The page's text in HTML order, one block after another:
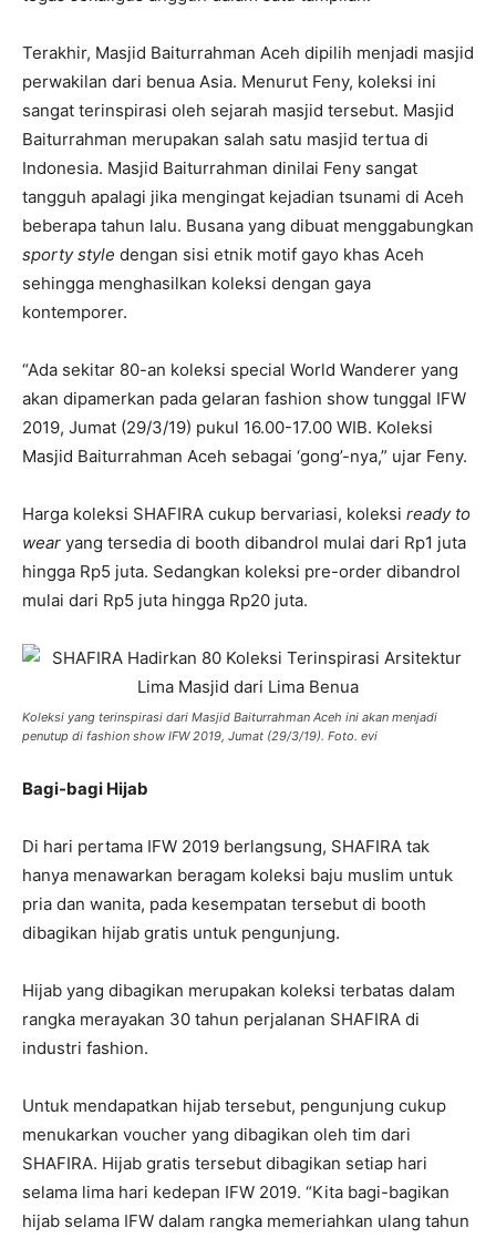
Terakhir, Masjid Baiturrahman Aceh dipilih menjadi masjid
perwakilan dari benua Asia. Menurut Feny, koleksi ini
sangat terinspirasi oleh sejarah masjid tersebut. Masjid
Baiturrahman merupakan salah satu masjid tertua di
Indonesia. Masjid Baiturrahman dinilai Feny sangat
tangguh apalagi jika mengingat kejadian tsunami di Aceh
beberapa tahun lalu. Busana yang dibuat menggabungkan
sporty style dengan sisi etnik motif gayo khas Aceh
sehingga menghasilkan koleksi dengan gaya
kontemporer.
“Ada sekitar 80-an koleksi special World Wanderer yang
akan dipamerkan pada gelaran fashion show tunggal IFW
2019, Jumat (29/3/19) pukul 16.00-17.00 WIB. Koleksi
Masjid Baiturrahman Aceh sebagai ‘gong’-nya,” ujar Feny.
Harga koleksi SHAFIRA cukup bervariasi, koleksi ready to
wear yang tersedia di booth dibandrol mulai dari Rp1 juta
hingga Rp5 juta. Sedangkan koleksi pre-order dibandrol
mulai dari Rp5 juta hingga Rp20 juta.
Koleksi yang terinspirasi dari Masjid Baiturrahman Aceh ini akan menjadi
penutup di fashion show IFW 2019, Jumat (29/3/19). Foto. evi
Bagi-bagi Hijab
Di hari pertama IFW 2019 berlangsung, SHAFIRA tak
hanya menawarkan beragam koleksi baju muslim untuk
pria dan wanita, pada kesempatan tersebut di booth
dibagikan hijab gratis untuk pengunjung.
Hijab yang dibagikan merupakan koleksi terbatas dalam
rangka merayakan 30 tahun perjalanan SHAFIRA di
industri fashion.
Untuk mendapatkan hijab tersebut, pengunjung cukup
menukarkan voucher yang dibagikan oleh tim dari
SHAFIRA. Hijab gratis tersebut dibagikan setiap hari
selama lima hari kedepan IFW 2019. “Kita bagi-bagikan
hijab selama IFW dalam rangka memeriahkan ulang tahun